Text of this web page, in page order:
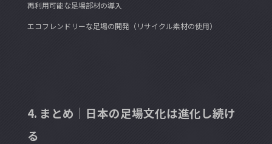
再利用可能な足場部材の導入
エコフレンドリーな足場の開発（リサイクル素材の使用）
4. まとめ｜日本の足場文化は進化し続け
る